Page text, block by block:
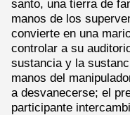
santo, una tierra de
manos de los
convierte en una
controlar a su
sustancia y la
manos del
a desvanecerse; el
participante